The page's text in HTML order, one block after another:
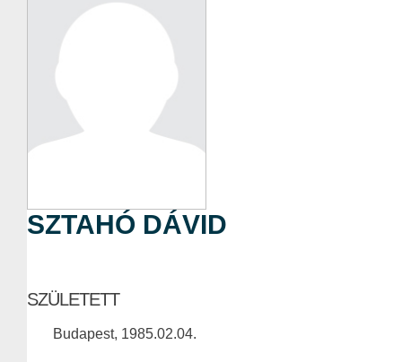
SZTAHÓ DÁVID
SZÜLETETT
Budapest, 1985.02.04.